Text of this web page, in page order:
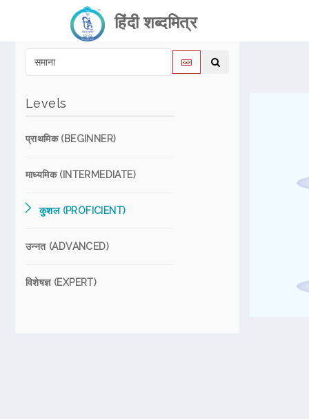
हिंदी शब्दमित्र
Levels
प्राथमिक (BEGINNER)
माध्यमिक (INTERMEDIATE)
कुशल (PROFICIENT)
उन्नत (ADVANCED)
विशेषज्ञ (EXPERT)